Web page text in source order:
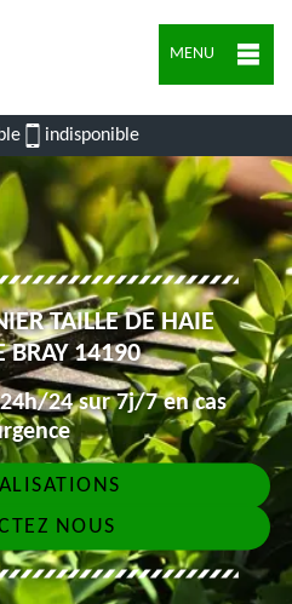
MENU
indisponible
TAILLE DE HAIE
BRAY 14190
24 sur 7j/7 en cas
NOUS